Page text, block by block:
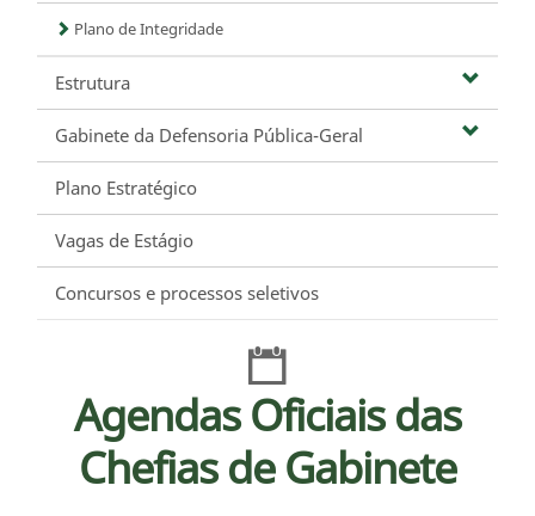
Plano de Integridade
Estrutura
Gabinete da Defensoria Pública-Geral
Plano Estratégico
Vagas de Estágio
Concursos e processos seletivos
Agendas Oficiais das
Chefias de Gabinete